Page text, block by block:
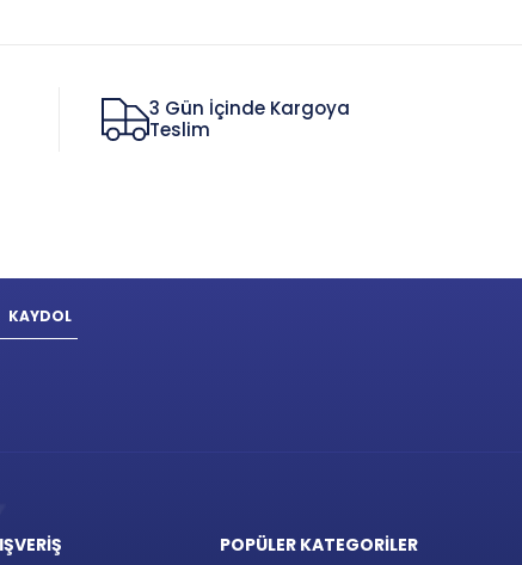
3 Gün İçinde Kargoya
Teslim
KAYDOL
POPÜLER KATEGORİLER